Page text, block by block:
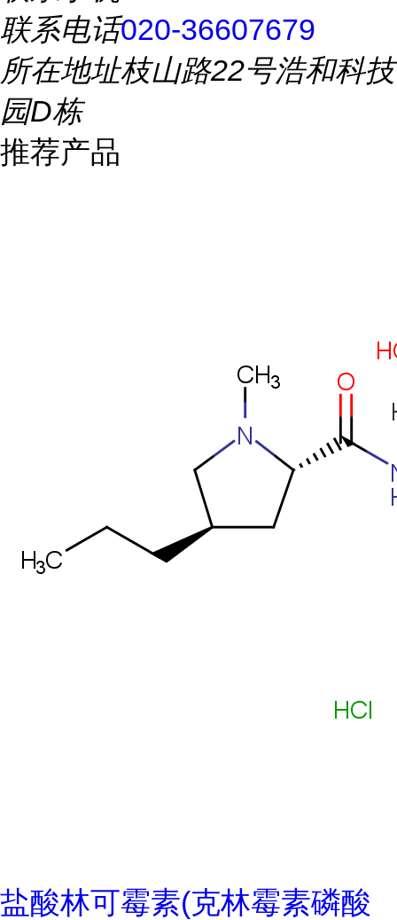
联系电话020-36607679
所在地址枝山路22号浩和科技
园D栋
推荐产品
盐酸林可霉素(克林霉素磷酸